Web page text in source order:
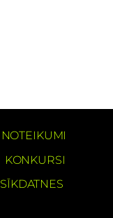
NOTEIKUMI
KONKURSI
SĪKDATNES